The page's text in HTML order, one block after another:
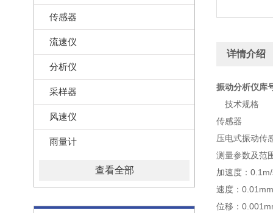
传感器
流速仪
分析仪
采样器
风速仪
雨量计
查看全部
详情介绍
振动分析仪库
技术规格
传感器
压电式振动传
测量参数及范
加速度：
速度：
位移：